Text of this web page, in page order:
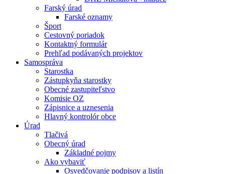
Farský úrad
Farské oznamy
Šport
Cestovný poriadok
Kontaktný formulár
Prehľad podávaných projektov
Samospráva
Starostka
Zástupkyňa starostky
Obecné zastupiteľstvo
Komisie OZ
Zápisnice a uznesenia
Hlavný kontrolór obce
Úrad
Tlačivá
Obecný úrad
Základné pojmy
Ako vybaviť
Osvedčovanie podpisov a listín